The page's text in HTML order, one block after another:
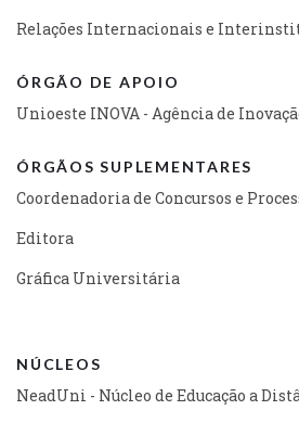
Relações Internacionais e
ÓRGÃO DE APOIO
Unioeste INOVA - Agência de
ÓRGÃOS SUPLEMENTARES
Coordenadoria de Concursos e
Editora
Gráfica Universitária
NÚCLEOS
NeadUni - Núcleo de Educação a